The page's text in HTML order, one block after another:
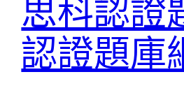
思科認證
認證題庫